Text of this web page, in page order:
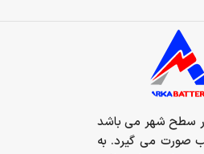
در سطح شهر می باشد
صورت می گیرد. به